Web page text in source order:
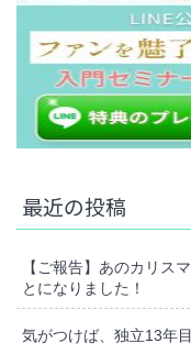
最近の投稿
【ご報告】あのカリス
とになりました！
気がつけば、独立13年